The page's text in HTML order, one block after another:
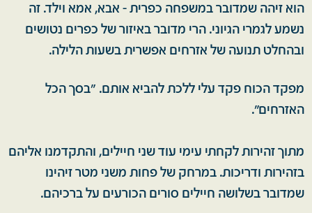
הוא זיהה שמדובר במשפחה כפרית - אבא, אמא וילד. זה
נשמע לגמרי הגיוני. הרי מדובר באיזור של כפרים נטושים
ובהחלט תנועה של אזרחים אפשרית בשעות הלילה.
מפקד הכוח פקד עלי ללכת להביא אותם. "בסך הכל
האזרחים".
מתוך זהירות לקחתי עימי עוד שני חיילים, והתקדמנו אליהם
בזהירות ודריכות. במרחק של פחות משני מטר זיהינו
שמדובר בשלושה חיילים סורים הכורעים על ברכיהם.